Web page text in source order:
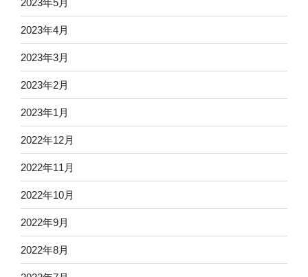
2023年4月
2023年3月
2023年2月
2023年1月
2022年12月
2022年11月
2022年10月
2022年9月
2022年8月